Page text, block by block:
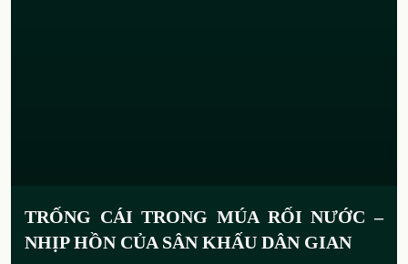
TRỐNG CÁI TRONG MÚA RỐI NƯỚC –
NHỊP HỒN CỦA SÂN KHẤU DÂN GIAN